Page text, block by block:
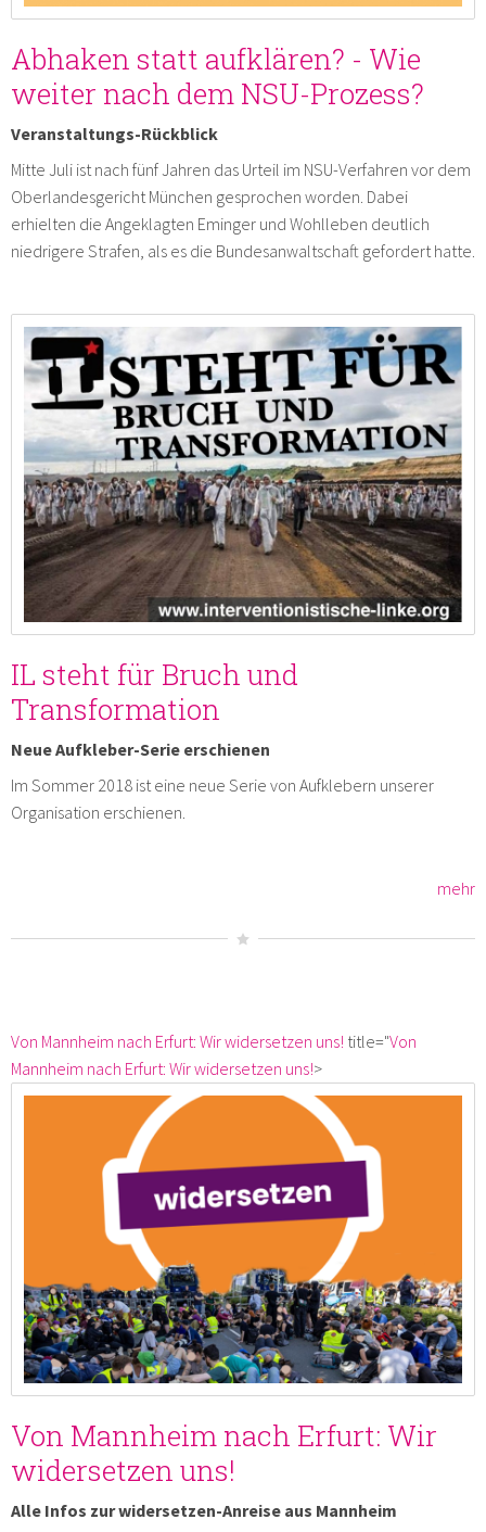
Abhaken statt aufklären? - Wie
weiter nach dem NSU-Prozess?
Veranstaltungs-Rückblick
Mitte Juli ist nach fünf Jahren das Urteil im NSU-Verfahren vor dem
Oberlandesgericht München gesprochen worden. Dabei
erhielten die Angeklagten Eminger und Wohlleben deutlich
niedrigere Strafen, als es die Bundesanwaltschaft gefordert hatte.
IL steht für Bruch und
Transformation
Neue Aufkleber-Serie erschienen
Im Sommer 2018 ist eine neue Serie von Aufklebern unserer
Organisation erschienen.
mehr
Von Mannheim nach Erfurt: Wir widersetzen uns! title="Von
Mannheim nach Erfurt: Wir widersetzen uns!>
Von Mannheim nach Erfurt: Wir
widersetzen uns!
Alle Infos zur widersetzen-Anreise aus Mannheim